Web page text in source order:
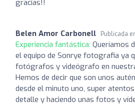
gracias!!
Belen Amor Carbonell Publicada
Experiencia fantástica: Queríamos
el equipo de Sonrye fotografia ya
fotógrafos y videógrafo en
Hemos de decir que son unos
desde el minuto uno, super
detalle y haciendo unas fotos y